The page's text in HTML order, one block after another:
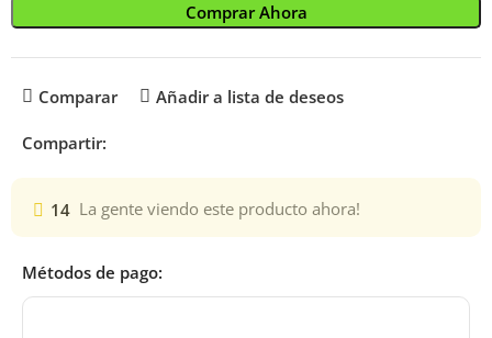
Comprar Ahora
Comparar Añadir a lista de deseos
Compartir:
14 La gente viendo este producto ahora!
Métodos de pago: